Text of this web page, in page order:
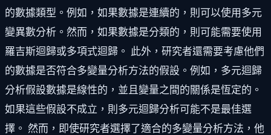
的數據類型。例如，如果數據是連續的，則可以使用多元
變異數分析。然而，如果數據是分類的，則可能需要使用
羅吉斯迴歸或多項式迴歸。 此外，研究者還需要考慮他們
的數據是否符合多變量分析方法的假設。例如，多元迴歸
分析假設數據是線性的，並且變量之間的關係是恆定的。
如果這些假設不成立，則多元迴歸分析可能不是最佳選
擇。 然而，即使研究者選擇了適合的多變量分析方法，他